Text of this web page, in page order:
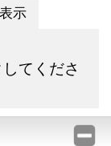
示
てくださ